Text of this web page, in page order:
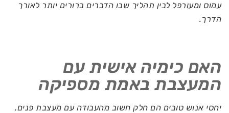
עמוס ומעורפל לבין תהליך שבו הדברים ברורים יותר לאורך
הדרך.
האם כימיה אישית עם
המעצבת באמת מספיקה
יחסי אנוש טובים הם חלק חשוב מהעבודה עם מעצבת פנים,